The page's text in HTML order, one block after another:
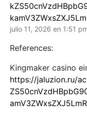
julio 11, 2026 en 1:51
References:
Kingmaker casino
https://jaluzion.ru/